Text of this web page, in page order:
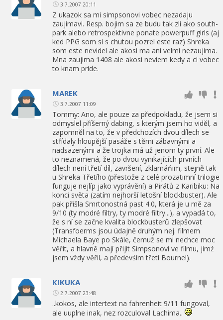
3.7.2007 20:11
Z ukazok sa mi simpsonovi vobec nezadaju
zaujimavi. Resp. bojim sa ze budu tak zli ako south-
park alebo retrospektivne ponate powerpuff girls (aj
ked PPG som si s chutou pozrel este raz) Shreka
som este nevidel ale akosi ma ani velmi nezaujima.
Mna zaujima 1408 ale akosi neviem kedy a ci vobec
to knam pride.
MAREK
3.7.2007 11:09
Tommy: Ano, ale pouze za předpokladu, že jsem si
odmyslel příšerný dabing, s kterým jsem ho viděl, a
zapomněl na to, že v předchozích dvou dílech se
střídaly hloupější pasáže s těmi zábavnými a
nadsazenými a že trojka má už jenom ty první. Ale
to neznamená, že po dvou vynikajících prvních
dílech není třetí díl, završení, zklamáńim, stejně tak
u Shreka Třetího (přestože z celé prozatimní trilogie
funguje nejlíp jako vyprávění) a Pirátů z Karibiku: Na
konci světa (zatím nejhorší letošní blockbuster). Ale
pak přišla Smrtonostná past 4.0, která je u mě za
9/10 (ty modré filtry, ty modré filtry...), a vypadá to,
že s ní se začne kvalita blockbusterů zlepšovat
(Transfoerms jsou údajně druhým nej. filmem
Michaela Baye po Skále, čemuž se mi nechce moc
věřit, a hlavně mají přijít Simpsonovi ve filmu, jimź
jsem vždy věřil, a předevśím třetí Bourne!).
KIKUKA
2.7.2007 23:48
..kokos, ale intertext na fahrenheit 9/11 fungoval,
ale uuplne inak, nez rozculoval Lachima..